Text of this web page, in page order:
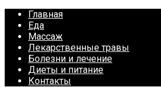
Главная
Еда
Массаж
Лекарственные травы
Болезни и лечение
Диеты и питание
Контакты